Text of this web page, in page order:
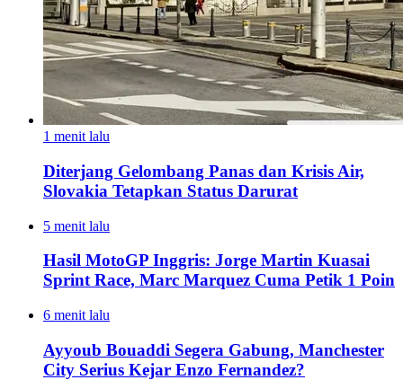
1 menit lalu
Diterjang Gelombang Panas dan Krisis Air,
Slovakia Tetapkan Status Darurat
5 menit lalu
Hasil MotoGP Inggris: Jorge Martin Kuasai
Sprint Race, Marc Marquez Cuma Petik 1 Poin
6 menit lalu
Ayyoub Bouaddi Segera Gabung, Manchester
City Serius Kejar Enzo Fernandez?